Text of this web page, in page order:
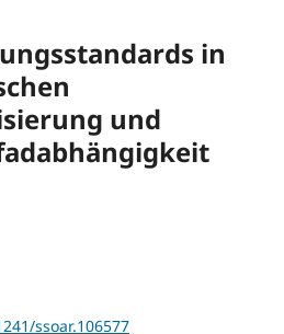
in
und
ssoar.106577